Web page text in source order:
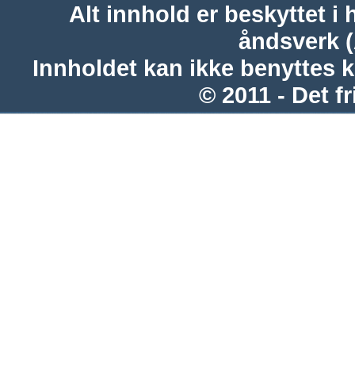
Alt innhold er beskyttet i
åndsverk
Innholdet kan ikke benyttes
© 2011 - Det